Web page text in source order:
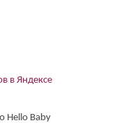
в Яндексе
Hello Baby